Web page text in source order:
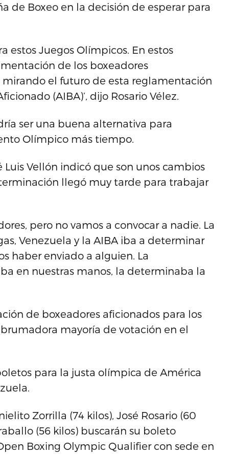
de Boxeo en la decisión de esperar para
estos Juegos Olímpicos. En estos
de los boxeadores
mirando el futuro de esta reglamentación
(AIBA)’, dijo Rosario Vélez.
ser una buena alternativa para
Olímpico más tiempo.
Vellón indicó que son unos cambios
llegó muy tarde para trabajar
pero no vamos a convocar a nadie. La
Venezuela y la AIBA iba a determinar
haber enviado a alguien. La
en nuestras manos, la determinaba la
de boxeadores aficionados para los
mayoría de votación en el
para la justa olímpica de América
Zorrilla (74 kilos), José Rosario (60
(56 kilos) buscarán su boleto
Boxing Olympic Qualifier con sede en